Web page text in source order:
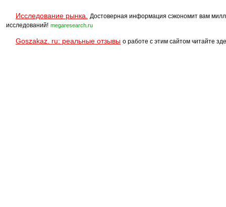
Исследование рынка.
Достоверная информация сэкономит вам
исследований! megaresearch.ru
Goszakaz. ru: реальные отзывы о работе с этим сайтом читайте